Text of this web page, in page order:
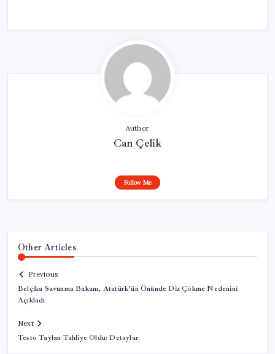
Author
Can Çelik
Follow Me
Other Articles
Previous
Belçika Savunma Bakanı, Atatürk’ün Önünde Diz Çökme Nedenini
Açıkladı
Next
Testo Taylan Tahliye Oldu: Detaylar